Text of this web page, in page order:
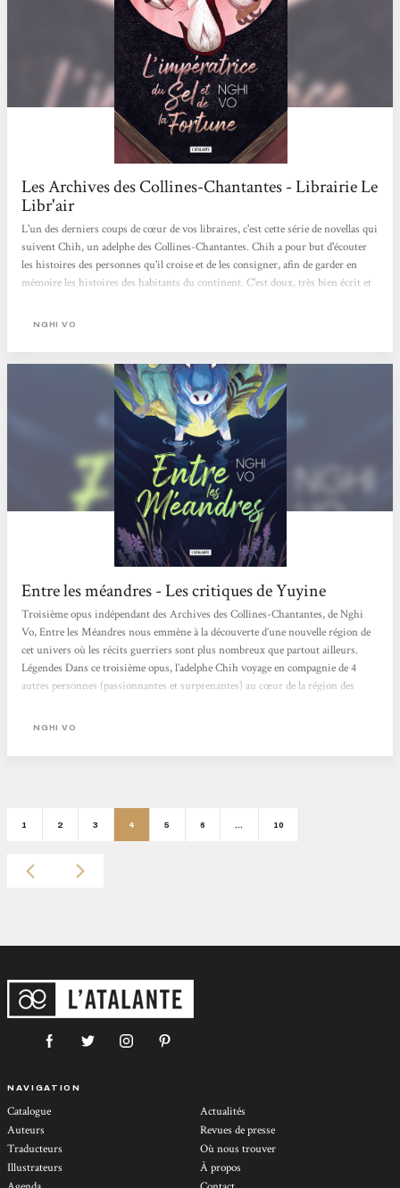
Les Archives des Collines-Chantantes - Librairie Le
Libr'air
L'un des derniers coups de cœur de vos libraires, c'est cette série de novellas qui
suivent Chih, un adelphe des Collines-Chantantes. Chih a pour but d'écouter
les histoires des personnes qu'il croise et de les consigner, afin de garder en
mémoire les histoires des habitants du continent. C'est doux, très bien écrit et
adore !
NGHI VO
Entre les méandres - Les critiques de Yuyine
Troisième opus indépendant des Archives des Collines-Chantantes, de Nghi
Vo, Entre les Méandres nous emmène à la découverte d’une nouvelle région de
cet univers où les récits guerriers sont plus nombreux que partout ailleurs.
Légendes Dans ce troisième opus, l’adelphe Chih voyage en compagnie de 4
autres personnes (passionnantes et surprenantes) au cœur de la région des
culture locale. Entre les méfaits de réseaux criminels cruels et sans pitié et les
NGHI VO
1 2 3 4 5 6 10
NAVIGATION
Catalogue
Auteurs
Traducteurs
Illustrateurs
Actualités
Revues de presse
Où nous trouver
À propos